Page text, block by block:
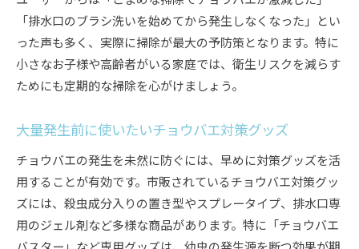
「排水口のブラシ洗いを始めてから発生しなくなった」とい
った声も多く、実際に掃除が最大の予防策となります。特に
小さなお子様や高齢者がいる家庭では、衛生リスクを減らす
ためにも定期的な掃除を心がけましょう。
大量発生前に使いたいチョウバエ対策グッズ
チョウバエの発生を未然に防ぐには、早めに対策グッズを活
用することが有効です。市販されているチョウバエ対策グッ
ズには、殺虫成分入りの置き型やスプレータイプ、排水口専
用のジェル剤など多様な商品があります。特に「チョウバエ